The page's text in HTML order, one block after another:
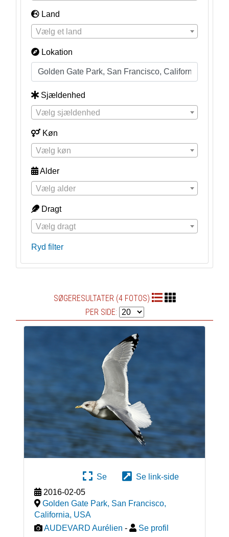
Land
Vælg et land
Lokation
Sjældenhed
Vælg sjældenhed
Køn
Vælg køn
Alder
Vælg alder
Dragt
Vælg dragt
Ryd filter
SØGERESULTATER (4 FOTOS)
PER SIDE:
Se
Se link-side
2016-02-05
Golden Gate Park, San Francisco,
California, USA
AUDEVARD Aurélien - Se profil